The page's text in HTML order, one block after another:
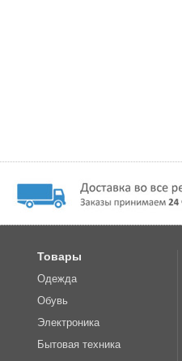
Товары
Одежда
Обувь
Электроника
Бытовая техника